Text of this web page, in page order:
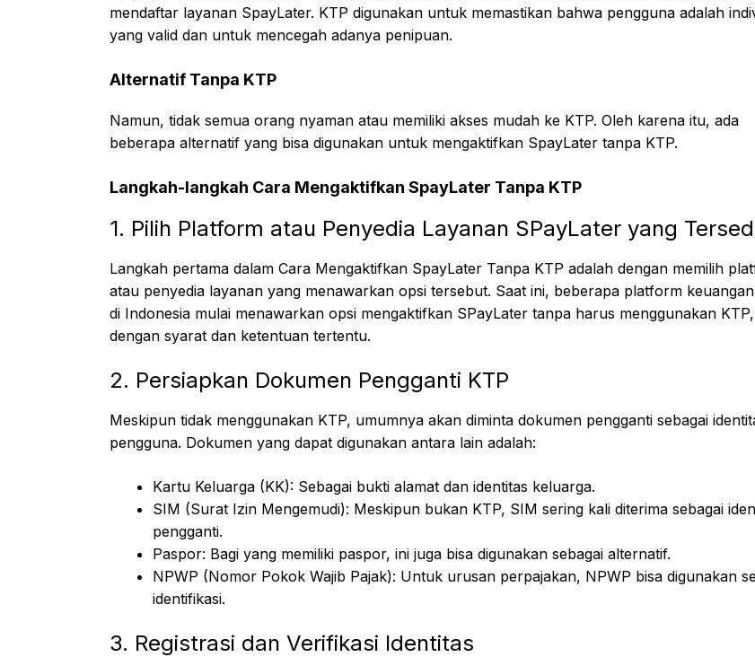
mendaftar layanan SpayLater. KTP digunakan untuk memastikan bahwa pengguna adalah
yang valid dan untuk mencegah adanya penipuan.
Alternatif Tanpa KTP
Namun, tidak semua orang nyaman atau memiliki akses mudah ke KTP. Oleh karena itu, ada
beberapa alternatif yang bisa digunakan untuk mengaktifkan SpayLater tanpa KTP.
Langkah-langkah Cara Mengaktifkan SpayLater Tanpa KTP
1. Pilih Platform atau Penyedia Layanan SPayLater yang
Langkah pertama dalam Cara Mengaktifkan SpayLater Tanpa KTP adalah dengan memilih
atau penyedia layanan yang menawarkan opsi tersebut. Saat ini, beberapa platform
di Indonesia mulai menawarkan opsi mengaktifkan SPayLater tanpa harus menggunakan KTP,
dengan syarat dan ketentuan tertentu.
2. Persiapkan Dokumen Pengganti KTP
Meskipun tidak menggunakan KTP, umumnya akan diminta dokumen pengganti sebagai
pengguna. Dokumen yang dapat digunakan antara lain adalah:
Kartu Keluarga (KK): Sebagai bukti alamat dan identitas keluarga.
SIM (Surat Izin Mengemudi): Meskipun bukan KTP, SIM sering kali diterima sebagai
pengganti.
Paspor: Bagi yang memiliki paspor, ini juga bisa digunakan sebagai alternatif.
NPWP (Nomor Pokok Wajib Pajak): Untuk urusan perpajakan, NPWP bisa digunakan
identifikasi.
3. Registrasi dan Verifikasi Identitas